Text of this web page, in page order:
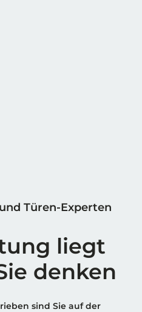
Türen-Experten
liegt
denken
sind Sie auf der